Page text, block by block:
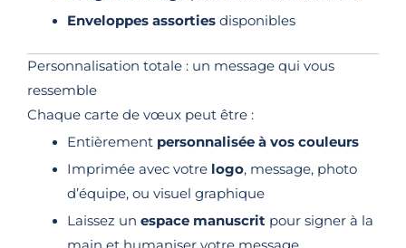
Enveloppes assortiesdisponibles
Personnalisation totale : un message qui vous
ressemble
Chaque carte de vœux peut être :
Entièrement personnalisée à vos couleurs
Imprimée avec votre logo, message, photo
d’équipe, ou visuel graphique
Laissez un espace manuscritpour signer à la